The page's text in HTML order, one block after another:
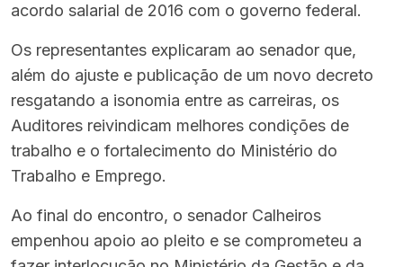
acordo salarial de 2016 com o governo federal.
Os representantes explicaram ao senador que,
além do ajuste e publicação de um novo decreto
resgatando a isonomia entre as carreiras, os
Auditores reivindicam melhores condições de
trabalho e o fortalecimento do Ministério do
Trabalho e Emprego.
Ao final do encontro, o senador Calheiros
empenhou apoio ao pleito e se comprometeu a